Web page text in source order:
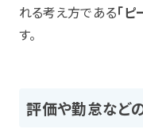
れる考え方である「
す。
評価や勤怠など